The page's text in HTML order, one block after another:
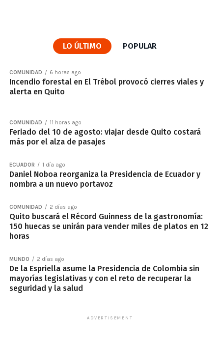
LO ÚLTIMO POPULAR
COMUNIDAD 6 horas ago
Incendio forestal en El Trébol provocó cierres viales y
alerta en Quito
COMUNIDAD 11 horas ago
Feriado del 10 de agosto: viajar desde Quito costará
más por el alza de pasajes
ECUADOR 1 día ago
Daniel Noboa reorganiza la Presidencia de Ecuador y
nombra a un nuevo portavoz
COMUNIDAD 2 días ago
Quito buscará el Récord Guinness de la gastronomía:
150 huecas se unirán para vender miles de platos en 12
horas
MUNDO 2 días ago
De la Espriella asume la Presidencia de Colombia sin
mayorías legislativas y con el reto de recuperar la
seguridad y la salud
ADVERTISEMENT